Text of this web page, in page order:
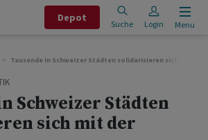
Depot
Suche Login Menu
Tausende in Schweizer Städten solidarisieren sich mit der
Schweizer Städten
sich mit der